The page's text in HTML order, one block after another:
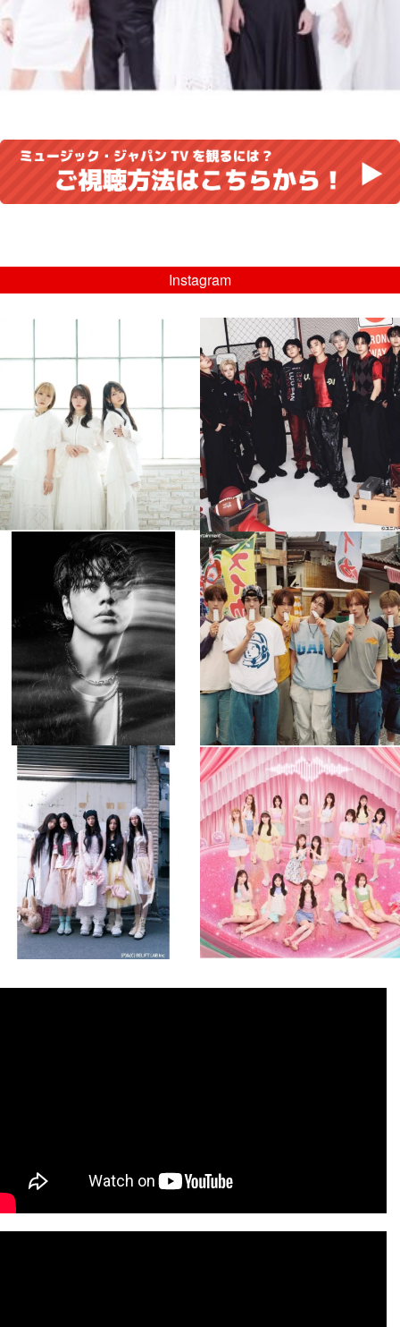
Instagram
...
8月 4
4 0
musicjapantv
💡08/05(水)23:00特番放送！
...
8月 4
4 0
musicjapantv
💡8月特番放送決定！
...
8月 4
305 0
musicjapantv
💡8月特番放送決定！
...
8月 4
5 0
musicjapantv
💡8月特番放送決定！
8月 4
2 0
musicjapantv
💡8月特番放送決定！
...
8月 4
2 0